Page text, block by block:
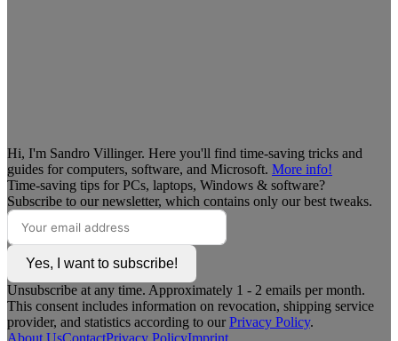
Hi, I'm Sandro Villinger. Here you'll find time-saving tricks and
guides for computers, software, and Microsoft. More info!
Time-saving tips for PCs, laptops, Windows & software?
Subscribe to our newsletter, which contains only our best tweaks.
Yes, I want to subscribe!
Unsubscribe at any time. Approximately 1 - 2 emails per month.
This consent includes information on revocation, shipping service
provider, and statistics according to ourPrivacy Policy.
About UsContactPrivacy PolicyImprint